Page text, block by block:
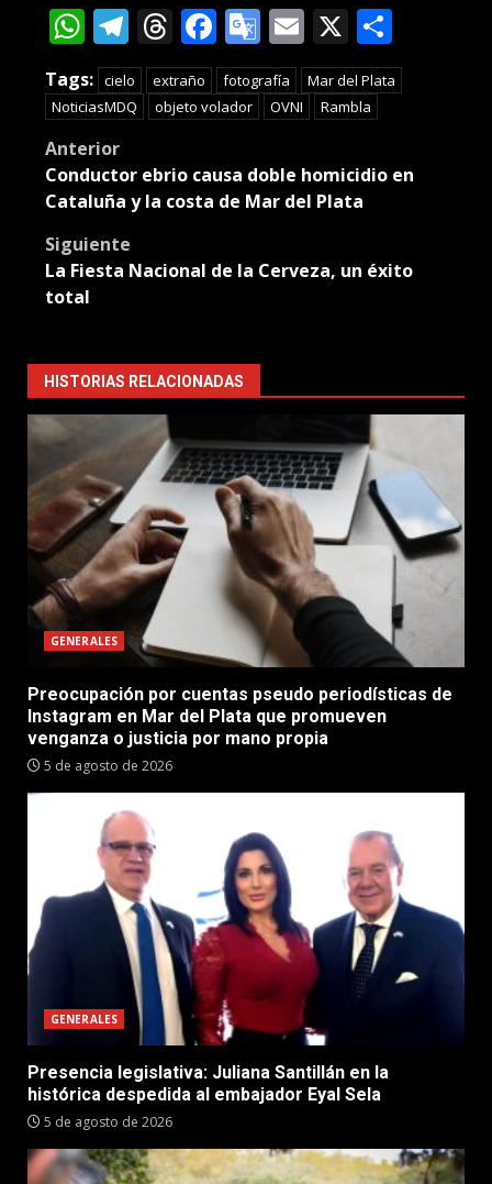
WhatsApp
Telegram
Threads
Facebook
Google
Translate
Email
X
Tags: cielo extraño fotografía
Mar del Plata
NoticiasMDQ
objeto volador OVNI Rambla
Post
navigation
Anterior
Conductor ebrio causa doble homicidio en
Cataluña y la costa de Mar del Plata
Siguiente
La Fiesta Nacional de la Cerveza, un éxito
total
HISTORIAS RELACIONADAS
GENERALES
Preocupación por cuentas pseudo periodísticas de
Instagram en Mar del Plata que promueven
venganza o justicia por mano propia
5 de agosto de 2026
GENERALES
Presencia legislativa: Juliana Santillán en la
histórica despedida al embajador Eyal Sela
5 de agosto de 2026